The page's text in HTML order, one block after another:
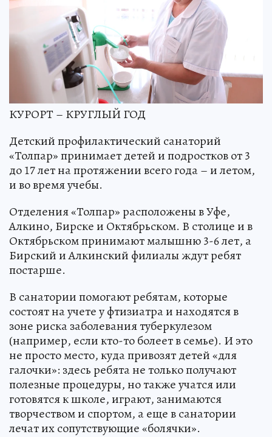
КУРОРТ – КРУГЛЫЙ ГОД
Детский профилактический санаторий
«Толпар» принимает детей и подростков от 3
до 17 лет на протяжении всего года – и летом,
и во время учебы.
Отделения «Толпар» расположены в Уфе,
Алкино, Бирске и Октябрьском. В столице и в
Октябрьском принимают малышню 3-6 лет, а
Бирский и Алкинский филиалы ждут ребят
постарше.
В санатории помогают ребятам, которые
состоят на учете у фтизиатра и находятся в
зоне риска заболевания туберкулезом
(например, если кто-то болеет в семье). И это
не просто место, куда привозят детей «для
галочки»: здесь ребята не только получают
полезные процедуры, но также учатся или
готовятся к школе, играют, занимаются
творчеством и спортом, а еще в санатории
лечат их сопутствующие «болячки».